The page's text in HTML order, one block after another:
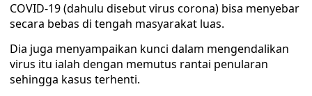
COVID-19 (dahulu disebut virus corona) bisa menyebar
secara bebas di tengah masyarakat luas.
Dia juga menyampaikan kunci dalam mengendalikan
virus itu ialah dengan memutus rantai penularan
sehingga kasus terhenti.